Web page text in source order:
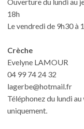
18h
Le vendredi de 9h30 à
Crèche
Evelyne LAMOUR
04 99 74 24 32
lagerbe@hotmail.fr
Téléphonez du lundi
uniquement.